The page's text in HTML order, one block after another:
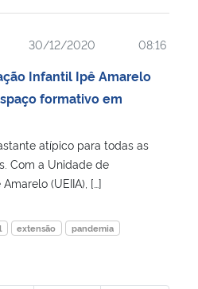
30/12/2020 08:16
Infantil Ipê Amarelo
formativo em
atípico para todas as
Com a Unidade de
(UEIIA), […]
extensão
pandemia